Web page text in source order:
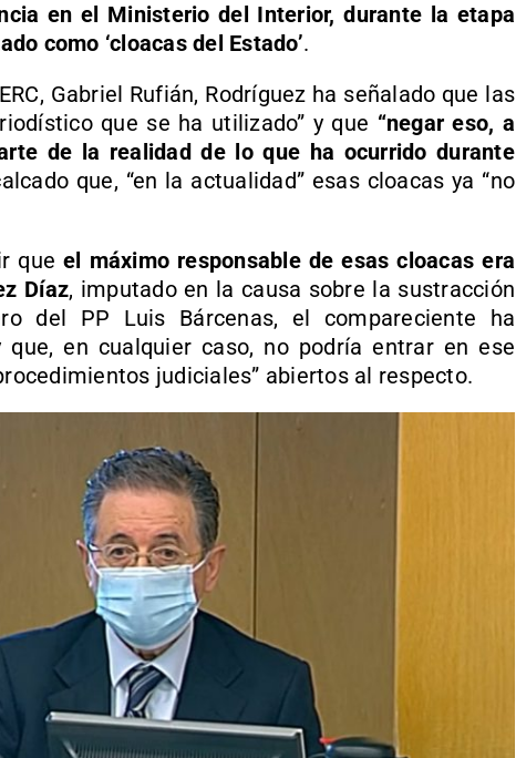
en el Ministerio del Interior, durante la etapa
como ‘cloacas del Estado’.
Gabriel Rufián, Rodríguez ha señalado que las
que se ha utilizado” y que “negar eso, a
de la realidad de lo que ha ocurrido durante
que, “en la actualidad” esas cloacas ya “no
que el máximo responsable de esas cloacas era
Díaz, imputado en la causa sobre la sustracción
del PP Luis Bárcenas, el compareciente ha
que, en cualquier caso, no podría entrar en ese
judiciales” abiertos al respecto.